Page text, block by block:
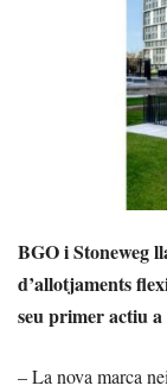
BGO i Stoneweg
d’allotjaments
seu primer actiu
– La nova marca